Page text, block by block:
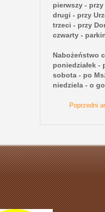
pierwszy -
drugi - przy
trzeci - przy
czwarty -
Nabożeństwo
poniedziałek -
sobota - po
niedziela - o
Poprzedni